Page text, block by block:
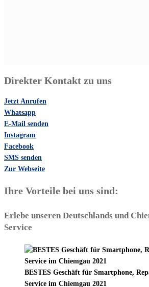
Direkter Kontakt zu uns
Jetzt Anrufen
Whatsapp
E-Mail senden
Instagram
Facebook
SMS senden
Zur Webseite
Ihre Vorteile bei uns sind:
Erlebe unseren Deutschlands und
Service
BESTES Geschäft für Smartphone,
Service im Chiemgau 2021